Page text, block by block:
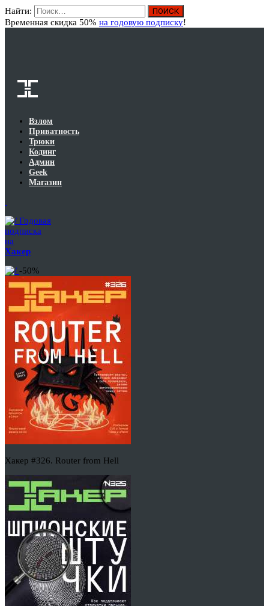
Найти:
Временная скидка 50% на годовую подписку!
Взлом
Приватность
Трюки
Кодинг
Админ
Geek
Магазин
Годовая
подписка
на
Хакер
-50%
Хакер #326. Router from Hell